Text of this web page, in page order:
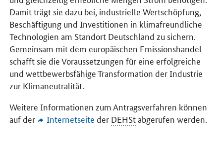
Damit trägt sie dazu bei, industrielle Wertschöpfung,
Beschäftigung und Investitionen in klimafreundliche
Technologien am Standort Deutschland zu sichern.
Gemeinsam mit dem europäischen Emissionshandel
schafft sie die Voraussetzungen für eine erfolgreiche
und wettbewerbsfähige Transformation der Industrie
zur Klimaneutralität.
Weitere Informationen zum Antragsverfahren können
auf der
Internetseite der DEHStabgerufen werden.